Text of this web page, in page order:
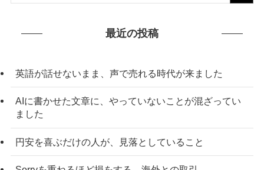
最近の投稿
英語が話せないまま、声で売れる時代が来ました
AIに書かせた文章に、やっていないことが混ざってい
ました
円安を喜ぶだけの人が、見落としていること